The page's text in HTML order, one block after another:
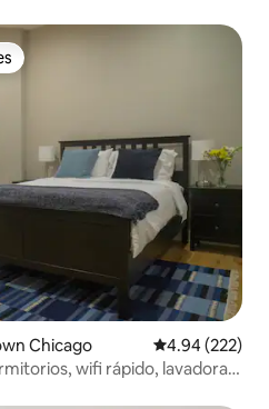
huéspedes
Chicago Calificación
4.94 (222)
wifi rápido, lavadora y